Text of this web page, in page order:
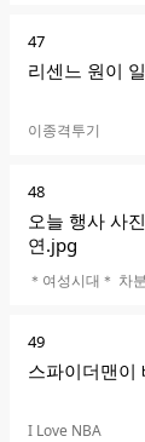
순
위
47
리센느 원이
카페명
이종격투기
순
위
48
오늘 행사 사
연.jpg
카페명
＊여성시대＊ 차
순
위
49
스파이더맨이
카페명
I Love NBA